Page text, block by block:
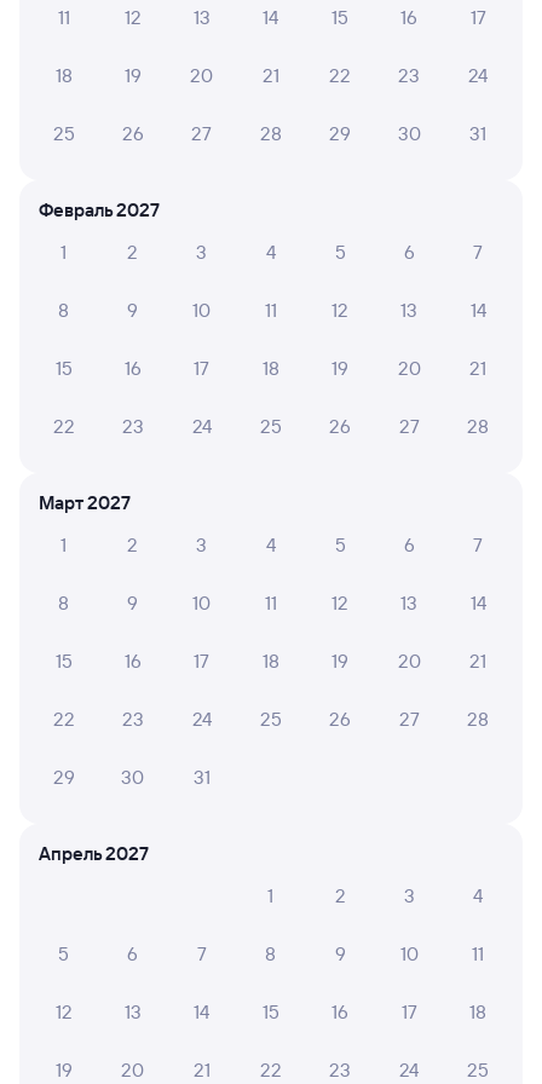
ЖД билеты в Митрофановку
11 12 13 14 15 16 17
18 19 20 21 22 23 24
25 26 27 28 29 30 31
Февраль 2027
1
2 3 4 5 6 7
8 9 10 11 12 13 14
15 16 17 18 19 20 21
22 23 24 25 26 27 28
Март 2027
1
2 3 4 5 6 7
8 9 10 11 12 13 14
15 16 17 18 19 20 21
22 23 24 25 26 27 28
29 30 31
Апрель 2027
1
2 3 4
5 6 7 8 9 10 11
12 13 14 15 16 17 18
19 20 21 22 23 24 25